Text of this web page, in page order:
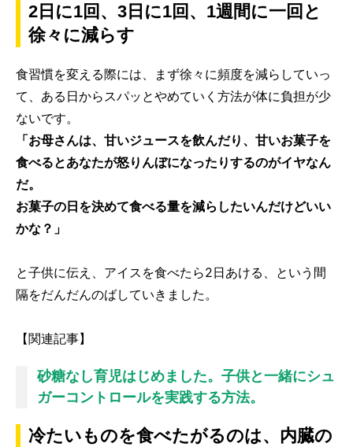
2日に1回、3日に1回、1週間に一回と
徐々に減らす
食習慣を変える際には、まず徐々に頻度を減らしていっ
て、ある日からスパッとやめていく方法が体に負担が少
ないです。
「お母さんは、甘いジュースを飲んだり、甘いお菓子を
食べるとあなたが怒りんぼになったりするのがイヤなん
だ。
お菓子の日を決めて食べる量を減らしたいんだけどいい
かな？」
と子供に伝え、アイスを食べたら2日あける、という間
隔をだんだんのばしていきました。
【関連記事】
砂糖なし育児はじめました。子供と一緒にシュ
ガーコントロールを実践する方法。
冷たいものを食べたがるのは、内臓の